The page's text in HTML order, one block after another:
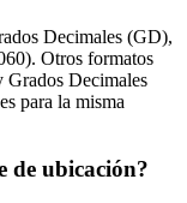
Decimales (GD),
Otros formatos
Decimales
para la misma
de ubicación?